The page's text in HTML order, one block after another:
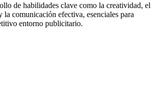
de habilidades clave como la creatividad, el
la comunicación efectiva, esenciales para
entorno publicitario.